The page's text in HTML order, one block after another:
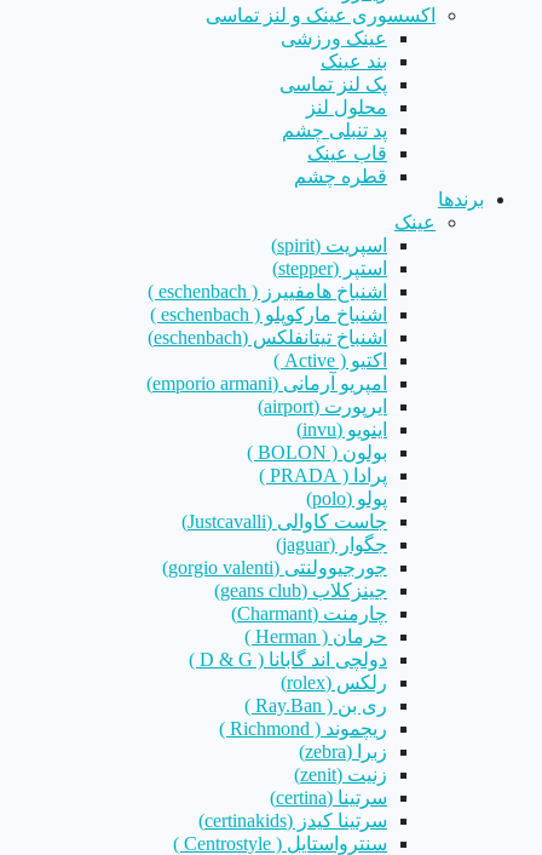
اکسسوری عینک و لنز تماسی
عینک ورزشی
بند عینک
پک لنز تماسی
محلول لنز
پد تنبلی چشم
قاب عینک
قطره چشم
برندها
عینک
اسپریت (spirit)
استپر (stepper)
اشنباخ هامفییرز ( eschenbach )
اشنباخ مارکوپلو ( eschenbach )
اشنباخ تیتانفلکس (eschenbach)
اکتیو ( Active )
امپریو آرمانی (emporio armani)
ایرپورت (airport)
اینویو (invu)
بولون ( BOLON )
پرادا ( PRADA )
پولو (polo)
جاست کاوالی (Justcavalli)
جگوار (jaguar)
جورجیوولنتی (gorgio valenti)
جینزکلاب (geans club)
چارمنت (Charmant)
حرمان ( Herman )
دولچی اند گابانا ( D & G )
رلکس (rolex)
ری بن ( Ray.Ban )
ریچموند ( Richmond )
زبرا (zebra)
زنیت (zenit)
سرتینا (certina)
سرتینا کیدز (certinakids)
سنترواستایل ( Centrostyle )